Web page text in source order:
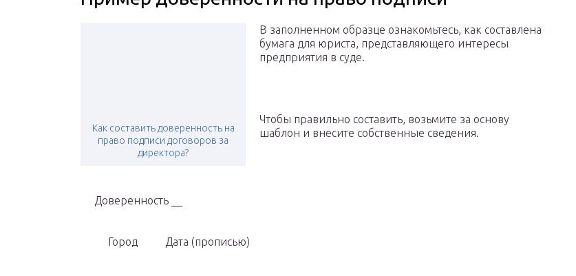
Как составить доверенность на
право подписи договоров за
директора?
В заполненном образце ознакомьтесь, как составлена
бумага для юриста, представляющего интересы
предприятия в суде.
Чтобы правильно составить, возьмите за основу
шаблон и внесите собственные сведения.
Доверенность __
Город Дата (прописью)